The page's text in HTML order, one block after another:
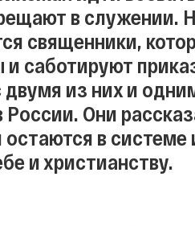
в служении.
священники,
саботируют
из них и
Они
в системе
и христианству.